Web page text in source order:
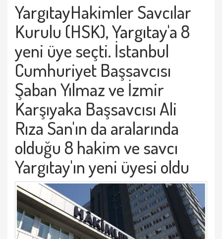
YargıtayHakimler Savcılar
Kurulu (HSK),Yargıtay'a 8
yeni üye seçti. İstanbul
Cumhuriyet Başsavcısı
Şaban Yılmaz ve İzmir
Karşıyaka Başsavcısı Ali
Rıza San'ın da aralarında
olduğu 8 hakim ve savcı
Yargıtay'ın yeni üyesi oldu